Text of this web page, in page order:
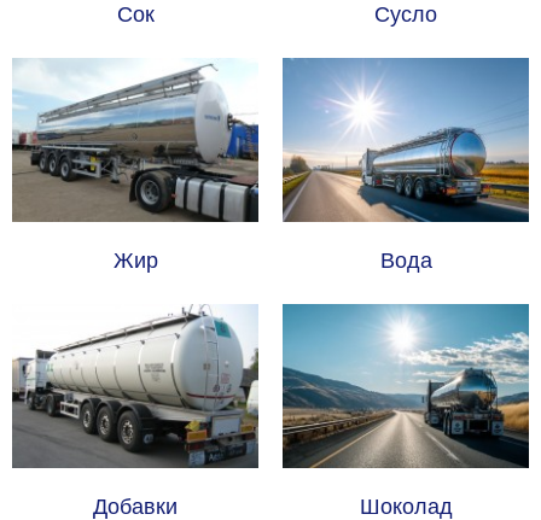
Сок Сусло
Жир Вода
Добавки Шоколад